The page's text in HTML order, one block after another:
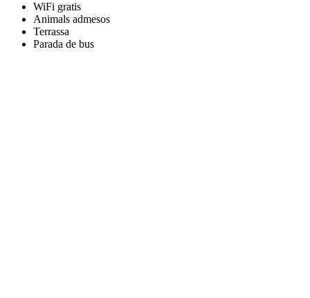
WiFi gratis
Animals admesos
Terrassa
Parada de bus